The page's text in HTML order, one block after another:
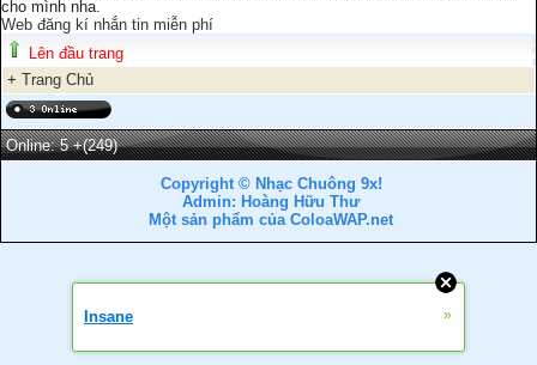
cho mình nha.
Web đăng kí nhắn tin miễn phí
Lên đầu trang
+ Trang Chủ
Online: 5+(249)
Copyright © Nhạc Chuông 9x!
Admin: Hoàng Hữu Thư
Một sản phẩm của ColoaWAP.net
Insane »